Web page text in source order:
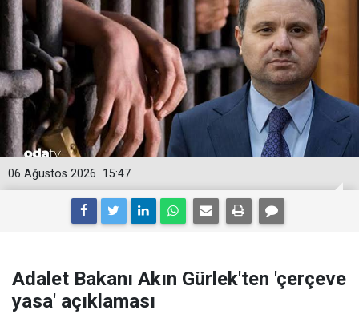
15:47
06 Ağustos 2026
Adalet Bakanı Akın Gürlek'ten 'çerçeve
yasa' açıklaması